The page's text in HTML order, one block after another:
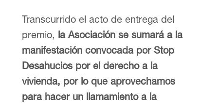
Transcurrido el acto de entrega del
premio, la Asociación se sumará a la
manifestación convocada por Stop
Desahucios por el derecho a la
vivienda, por lo que aprovechamos
para hacer un llamamiento a la